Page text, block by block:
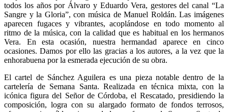
todos los años por Álvaro y Eduardo Vera, gestores del canal “La
Sangre y la Gloria”, con música de Manuel Roldán. Las imágenes
aparecen fugaces y vibrantes, acoplándose en todo momento al
ritmo de la música, con la calidad que es habitual en los hermanos
Vera. En esta ocasión, nuestra hermandad aparece en cinco
ocasiones. Damos por ello las gracias a los autores, a la vez que la
enhorabuena por la esmerada ejecución de su obra.
El cartel de Sánchez Aguilera es una pieza notable dentro de la
cartelería de Semana Santa. Realizada en técnica mixta, con la
icónica figura del Señor de Córdoba, el Rescatado, presidiendo la
composición, logra con su alargado formato de fondos terrosos,